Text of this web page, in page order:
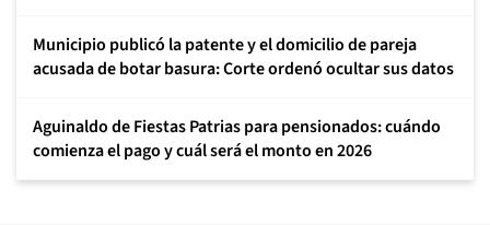
Municipio publicó la patente y el domicilio de pareja
acusada de botar basura: Corte ordenó ocultar sus datos
Aguinaldo de Fiestas Patrias para pensionados: cuándo
comienza el pago y cuál será el monto en 2026